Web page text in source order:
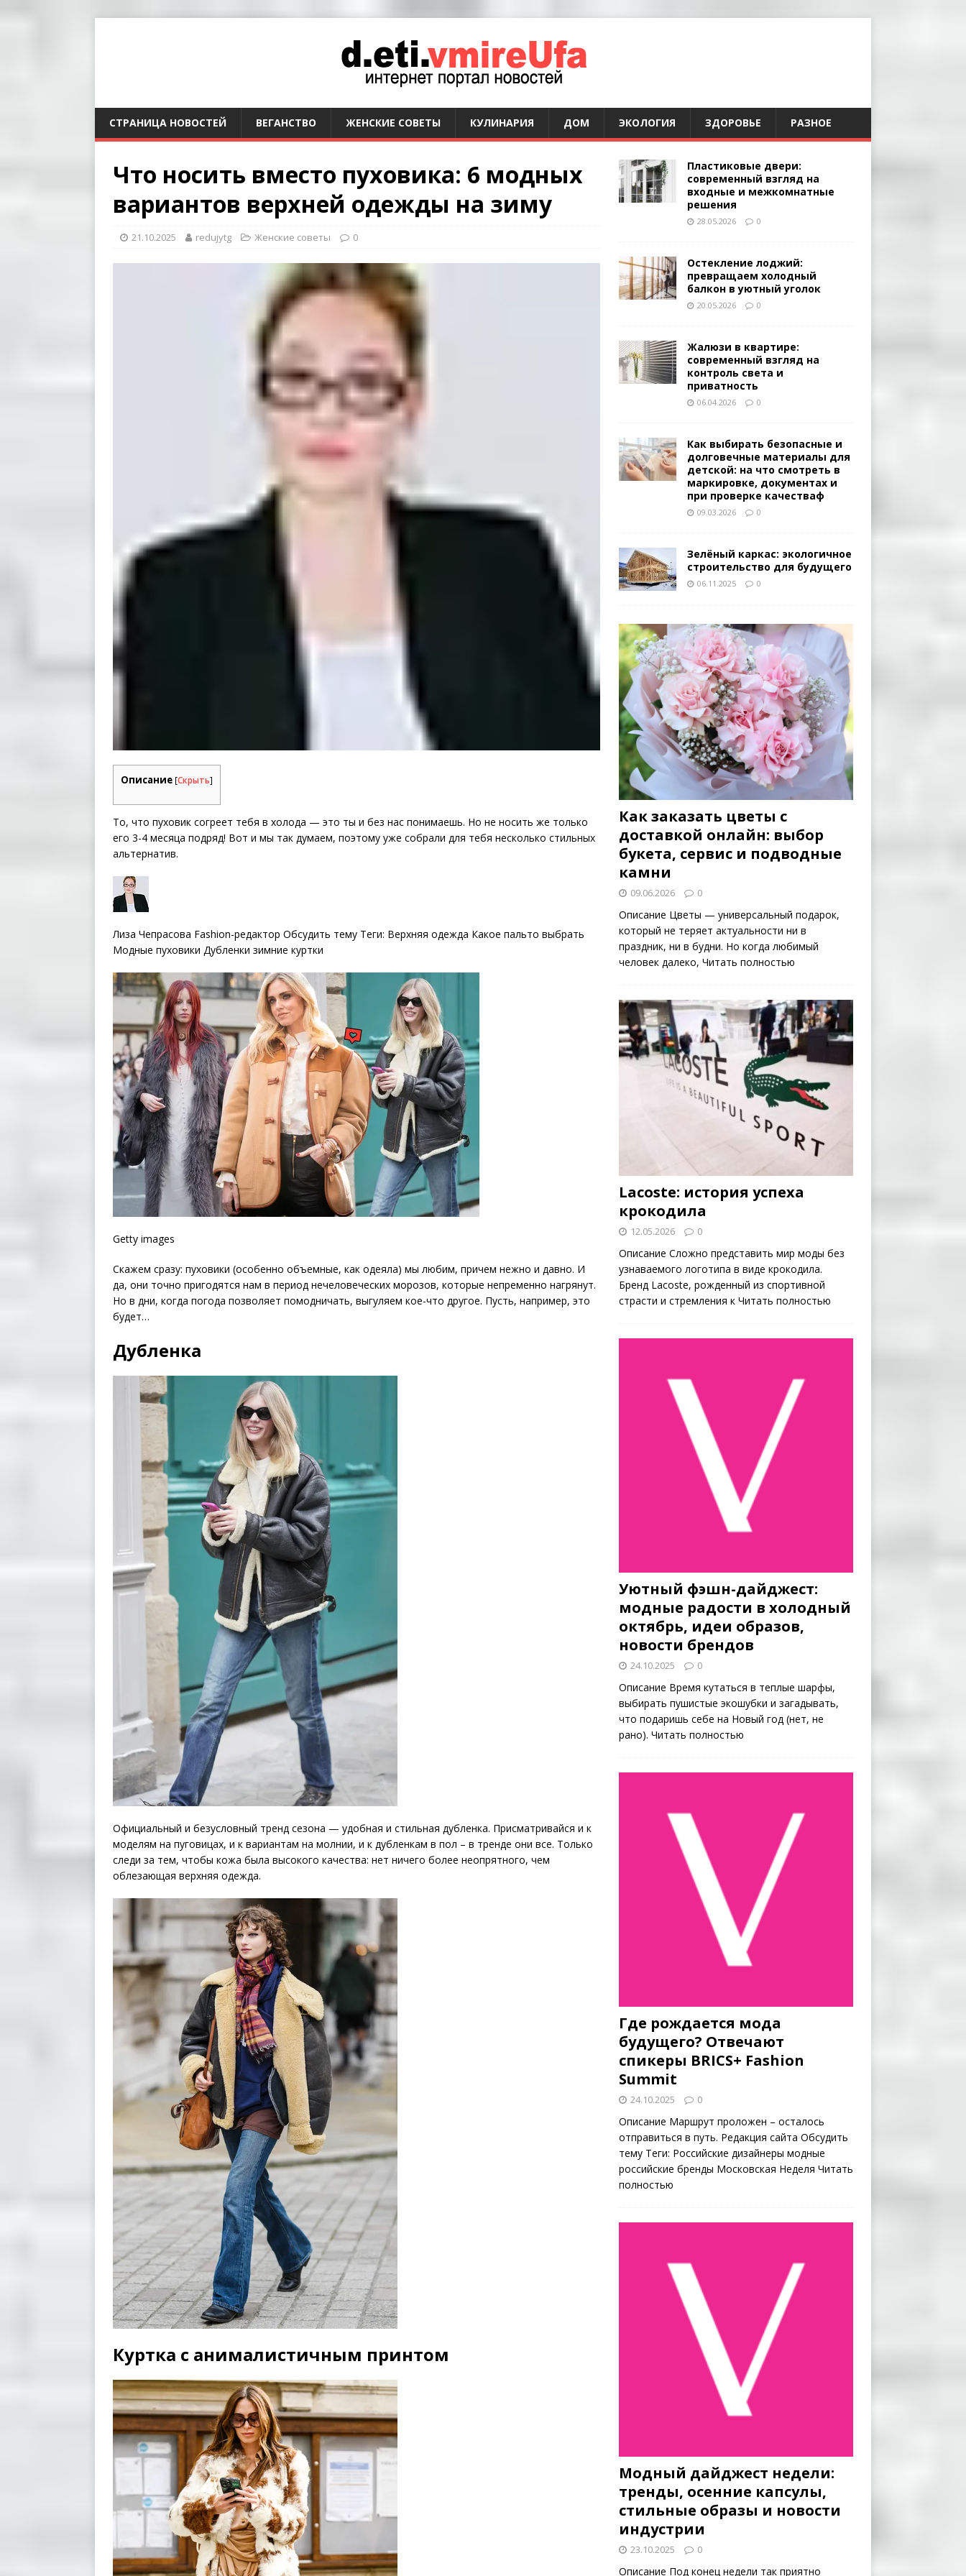
СТРАНИЦА НОВОСТЕЙ ВЕГАНСТВО ЖЕНСКИЕ СОВЕТЫ КУЛИНАРИЯ ДОМ ЭКОЛОГИЯ ЗДОРОВЬЕ РАЗНОЕ
Что носить вместо пуховика: 6 модных
вариантов верхней одежды на зиму
21.10.2025 redujytg Женские советы 0
Описание [Скрыть]
То, что пуховик согреет тебя в холода — это ты и без нас понимаешь. Но не носить же только
его 3-4 месяца подряд! Вот и мы так думаем, поэтому уже собрали для тебя несколько стильных
альтернатив.
Лиза Чепрасова Fashion-редактор Обсудить тему Теги: Верхняя одежда Какое пальто выбрать
Модные пуховики Дубленки зимние куртки
Getty images
Скажем сразу: пуховики (особенно объемные, как одеяла) мы любим, причем нежно и давно. И
да, они точно пригодятся нам в период нечеловеческих морозов, которые непременно нагрянут.
Но в дни, когда погода позволяет помодничать, выгуляем кое-что другое. Пусть, например, это
будет…
Дубленка
Официальный и безусловный тренд сезона — удобная и стильная дубленка. Присматривайся и к
моделям на пуговицах, и к вариантам на молнии, и к дубленкам в пол – в тренде они все. Только
следи за тем, чтобы кожа была высокого качества: нет ничего более неопрятного, чем
облезающая верхняя одежда.
Куртка с анималистичным принтом
Пластиковые двери:
современный взгляд на
входные и межкомнатные
решения
28.05.2026 0
Остекление лоджий:
превращаем холодный
балкон в уютный уголок
20.05.2026 0
Жалюзи в квартире:
современный взгляд на
контроль света и
приватность
06.04.2026 0
Как выбирать безопасные и
долговечные материалы для
детской: на что смотреть в
маркировке, документах и
при проверке качестваф
09.03.2026 0
Зелёный каркас: экологичное
строительство для будущего
06.11.2025 0
Как заказать цветы с
доставкой онлайн: выбор
букета, сервис и подводные
камни
09.06.2026 0
Описание Цветы — универсальный подарок,
который не теряет актуальности ни в
праздник, ни в будни. Но когда любимый
человек далеко, Читать полностью
Lacoste: история успеха
крокодила
12.05.2026 0
Описание Сложно представить мир моды без
узнаваемого логотипа в виде крокодила.
Бренд Lacoste, рожденный из спортивной
страсти и стремления к Читать полностью
Уютный фэшн-дайджест:
модные радости в холодный
октябрь, идеи образов,
новости брендов
24.10.2025 0
Описание Время кутаться в теплые шарфы,
выбирать пушистые экошубки и загадывать,
что подаришь себе на Новый год (нет, не
рано). Читать полностью
Где рождается мода
будущего? Отвечают
спикеры BRICS+ Fashion
Summit
24.10.2025 0
Описание Маршрут проложен – осталось
отправиться в путь. Редакция сайта Обсудить
тему Теги: Российские дизайнеры модные
российские бренды Московская Неделя Читать
полностью
Модный дайджест недели:
тренды, осенние капсулы,
стильные образы и новости
индустрии
23.10.2025 0
Описание Под конец недели так приятно